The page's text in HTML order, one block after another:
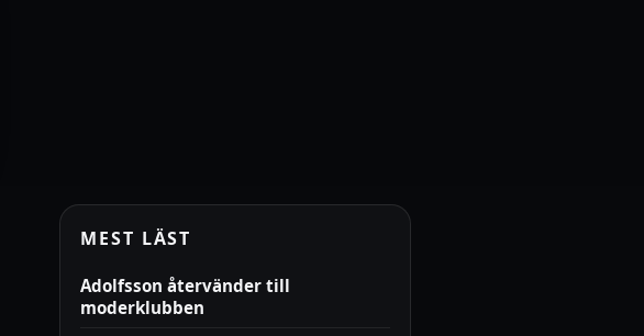
MEST LÄST
Adolfsson återvänder till
moderklubben